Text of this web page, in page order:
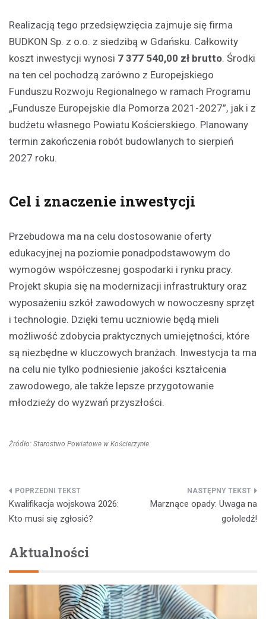
Realizacją tego przedsięwzięcia zajmuje się firma
BUDKON Sp. z o.o. z siedzibą w Gdańsku. Całkowity
koszt inwestycji wynosi 7 377 540,00 zł brutto. Środki
na ten cel pochodzą zarówno z Europejskiego
Funduszu Rozwoju Regionalnego w ramach Programu
„Fundusze Europejskie dla Pomorza 2021-2027”, jak i z
budżetu własnego Powiatu Kościerskiego. Planowany
termin zakończenia robót budowlanych to sierpień
2027 roku.
Cel i znaczenie inwestycji
Przebudowa ma na celu dostosowanie oferty
edukacyjnej na poziomie ponadpodstawowym do
wymogów współczesnej gospodarki i rynku pracy.
Projekt skupia się na modernizacji infrastruktury oraz
wyposażeniu szkół zawodowych w nowoczesny sprzęt
i technologie. Dzięki temu uczniowie będą mieli
możliwość zdobycia praktycznych umiejętności, które
są niezbędne w kluczowych branżach. Inwestycja ta ma
na celu nie tylko podniesienie jakości kształcenia
zawodowego, ale także lepsze przygotowanie
młodzieży do wyzwań przyszłości.
Źródło: Starostwo Powiatowe w Kościerzynie
Nawigacja
wpisu
Kwalifikacja wojskowa 2026:
Kto musi się zgłosić?
Marznące opady: Uwaga na
gołoledź!
Aktualności